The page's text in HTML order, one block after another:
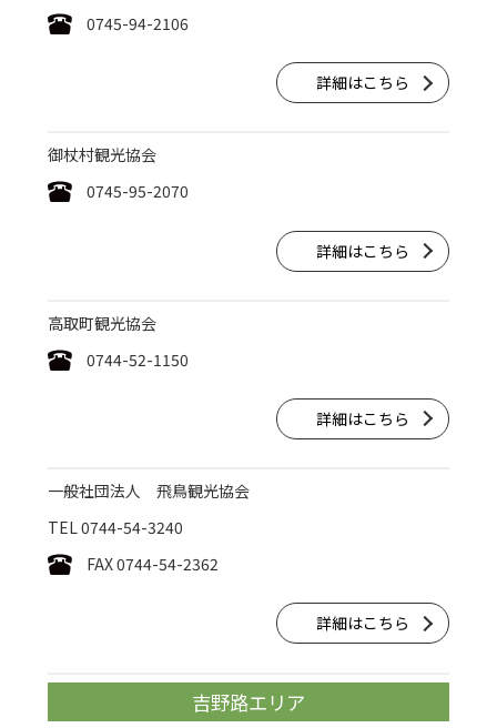
0745-94-2106
詳細はこちら
御杖村観光協会
0745-95-2070
詳細はこちら
高取町観光協会
0744-52-1150
詳細はこちら
一般社団法人 飛鳥観光協会
TEL 0744-54-3240
FAX 0744-54-2362
詳細はこちら
吉野路エリア